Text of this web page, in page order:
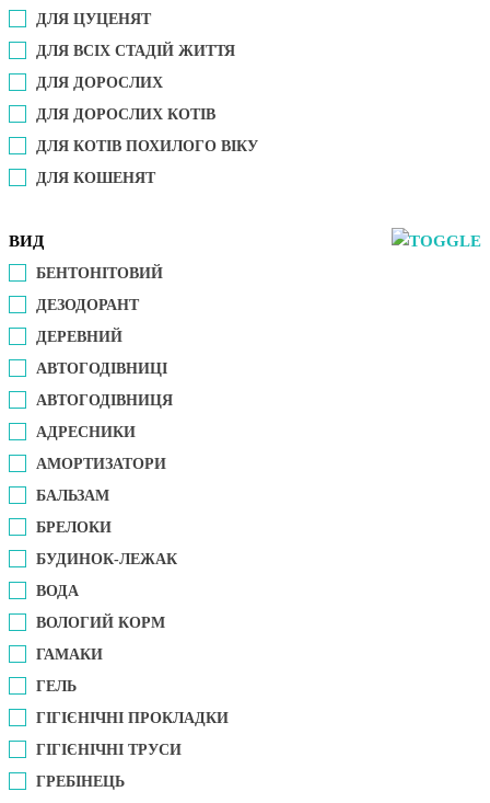
ДЛЯ ЦУЦЕНЯТ
ДЛЯ ВСІХ СТАДІЙ ЖИТТЯ
ДЛЯ ДОРОСЛИХ
ДЛЯ ДОРОСЛИХ КОТІВ
ДЛЯ КОТІВ ПОХИЛОГО ВІКУ
ДЛЯ КОШЕНЯТ
ВИД
БЕНТОНІТОВИЙ
ДЕЗОДОРАНТ
ДЕРЕВНИЙ
АВТОГОДІВНИЦІ
АВТОГОДІВНИЦЯ
АДРЕСНИКИ
АМОРТИЗАТОРИ
БАЛЬЗАМ
БРЕЛОКИ
БУДИНОК-ЛЕЖАК
ВОДА
ВОЛОГИЙ КОРМ
ГАМАКИ
ГЕЛЬ
ГІГІЄНІЧНІ ПРОКЛАДКИ
ГІГІЄНІЧНІ ТРУСИ
ГРЕБІНЕЦЬ